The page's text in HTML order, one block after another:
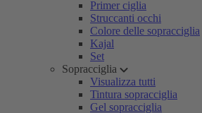
Primer ciglia
Struccanti occhi
Colore delle sopracciglia
Kajal
Set
Sopracciglia
Visualizza tutti
Tintura sopracciglia
Gel sopracciglia